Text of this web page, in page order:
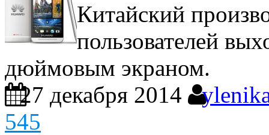
Китайский
пользователей
дюймовым экраном.
27 декабря 2014
545